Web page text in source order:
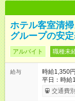
ホテル客室清
グループの安
アルバイト 職種未
給与
時給1,350
平日：時給1，
期間なし
交通費